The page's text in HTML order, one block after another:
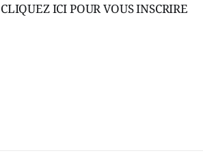
CLIQUEZ ICI POUR VOUS INSCRIRE